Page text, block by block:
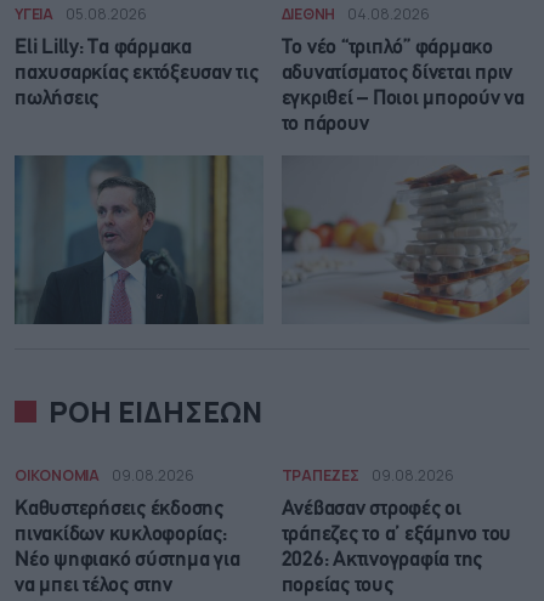
ΥΓΕΙΑ 05.08.2026
Eli Lilly: Τα φάρμακα
παχυσαρκίας εκτόξευσαν τις
πωλήσεις
ΔΙΕΘΝΗ 04.08.2026
Το νέο “τριπλό” φάρμακο
αδυνατίσματος δίνεται πριν
εγκριθεί – Ποιοι μπορούν να
το πάρουν
ΡΟΗ ΕΙΔΗΣΕΩΝ
ΟΙΚΟΝΟΜΙΑ 09.08.2026
Καθυστερήσεις έκδοσης
πινακίδων κυκλοφορίας:
Νέο ψηφιακό σύστημα για
να μπει τέλος στην
ΤΡΑΠΕΖΕΣ 09.08.2026
Ανέβασαν στροφές οι
τράπεζες το α’ εξάμηνο του
2026: Ακτινογραφία της
πορείας τους